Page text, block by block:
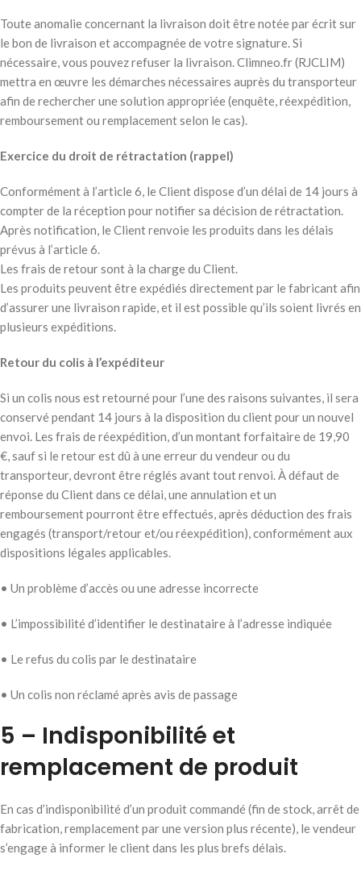
Toute anomalie concernant la livraison doit être notée par écrit sur
le bon de livraison et accompagnée de votre signature. Si
nécessaire, vous pouvez refuser la livraison. Climneo.fr (RJCLIM)
mettra en œuvre les démarches nécessaires auprès du transporteur
afin de rechercher une solution appropriée (enquête, réexpédition,
remboursement ou remplacement selon le cas).
Exercice du droit de rétractation (rappel)
Conformément à l’article 6, le Client dispose d’un délai de 14 jours à
compter de la réception pour notifier sa décision de rétractation.
Après notification, le Client renvoie les produits dans les délais
prévus à l’article 6.
Les frais de retour sont à la charge du Client.
Les produits peuvent être expédiés directement par le fabricant afin
d’assurer une livraison rapide, et il est possible qu’ils soient livrés en
plusieurs expéditions.
Retour du colis à l’expéditeur
Si un colis nous est retourné pour l’une des raisons suivantes, il sera
conservé pendant 14 jours à la disposition du client pour un nouvel
envoi. Les frais de réexpédition, d’un montant forfaitaire de 19,90
€, sauf si le retour est dû à une erreur du vendeur ou du
transporteur, devront être réglés avant tout renvoi. À défaut de
réponse du Client dans ce délai, une annulation et un
remboursement pourront être effectués, après déduction des frais
engagés (transport/retour et/ou réexpédition), conformément aux
dispositions légales applicables.
• Un problème d’accès ou une adresse incorrecte
• L’impossibilité d’identifier le destinataire à l’adresse indiquée
• Le refus du colis par le destinataire
• Un colis non réclamé après avis de passage
5 – Indisponibilité et
remplacement de produit
En cas d’indisponibilité d’un produit commandé (fin de stock, arrêt de
fabrication, remplacement par une version plus récente), le vendeur
s’engage à informer le client dans les plus brefs délais.